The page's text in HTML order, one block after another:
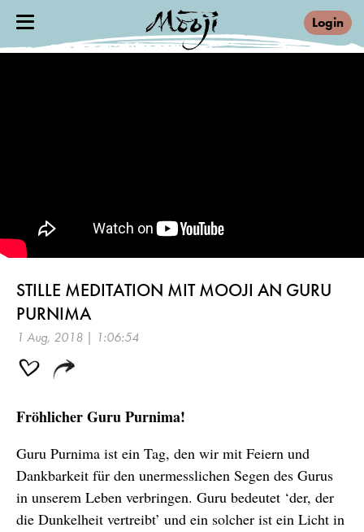
Login
STILLE MEDITATION MIT MOOJI AN GURU
PURNIMA
1 Aug, 2018 | 1:06:54
Fröhlicher Guru Purnima!
Guru Purnima ist ein Tag, den wir mit Feiern und
Dankbarkeit für den unermesslichen Segen des Gurus
in unserem Leben verbringen. Guru bedeutet ‘der, der
die Dunkelheit vertreibt’ und ein solcher ist ein Licht in